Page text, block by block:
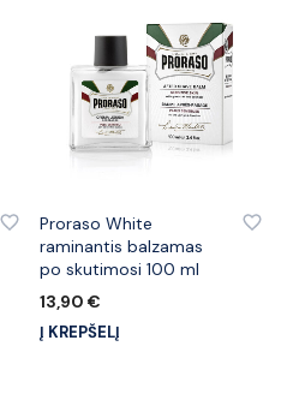
Proraso White
raminantis balzamas
po skutimosi 100 ml
13,90 €
Į KREPŠELĮ